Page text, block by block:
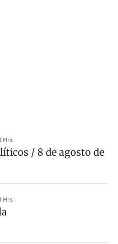
Hrs
/ 8 de agosto de
Hrs